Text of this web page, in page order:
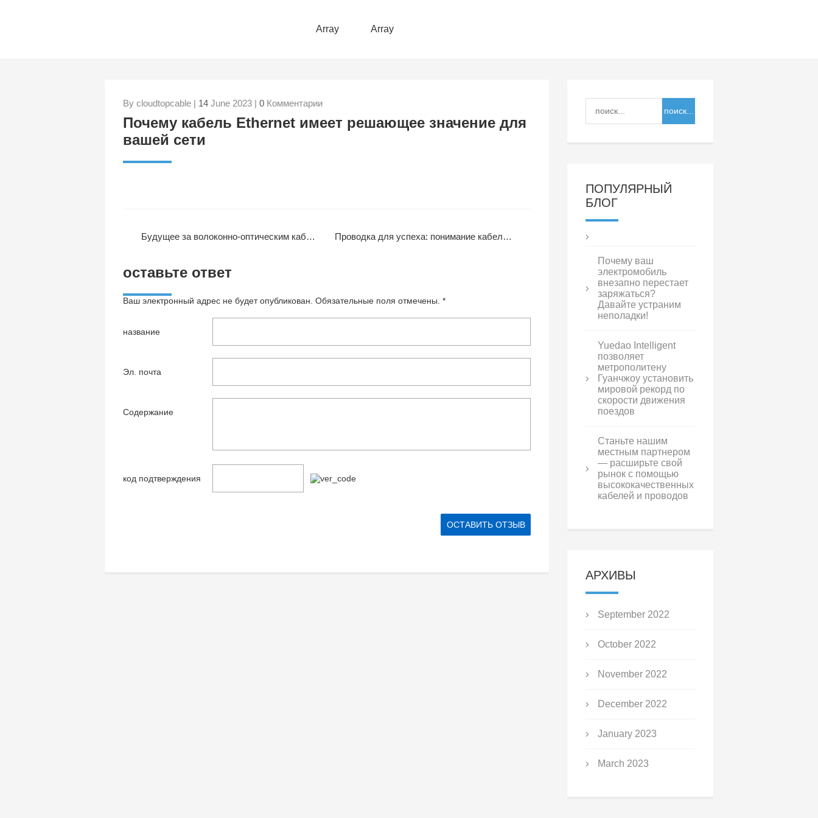
Array Array
By cloudtopcable | 14 June 2023 | 0 Комментарии
Почему кабель Ethernet имеет решающее значение для
вашей сети
Будущее за волоконно-оптическим кабелем Проводка для успеха: понимание кабелей Ethernet
оставьте ответ
Ваш электронный адрес не будет опубликован. Обязательные поля отмечены. *
название
Эл. почта
Содержание
код подтверждения
ПОПУЛЯРНЫЙ
БЛОГ
Почему ваш
электромобиль
внезапно перестает
заряжаться?
Давайте устраним
неполадки!
Yuedao Intelligent
позволяет
метрополитену
Гуанчжоу установить
мировой рекорд по
скорости движения
поездов
Станьте нашим
местным партнером
— расширьте свой
рынок с помощью
высококачественных
кабелей и проводов
АРХИВЫ
September 2022
October 2022
November 2022
December 2022
January 2023
March 2023